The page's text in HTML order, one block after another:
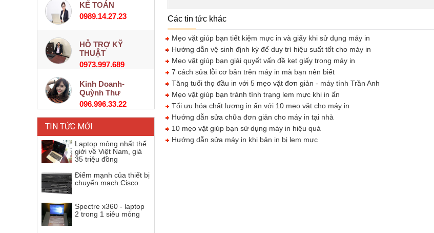
KẾ TOÁN
0989.14.27.23
HỖ TRỢ KỸ
THUẬT
0973.997.689
Kinh Doanh-
Quỳnh Thư
096.996.33.22
TIN TỨC MỚI
Laptop mỏng nhất thế
giới về Việt Nam, giá
35 triệu đồng
Điểm mạnh của thiết bị
chuyển mạch Cisco
Spectre x360 - laptop
2 trong 1 siêu mỏng
Các tin tức khác
Mẹo vặt giúp bạn tiết kiệm mực in và giấy khi sử dụng máy in
Hướng dẫn vệ sinh định kỳ để duy trì hiệu suất tốt cho máy in
Mẹo vặt giúp bạn giải quyết vấn đề kẹt giấy trong máy in
7 cách sửa lỗi cơ bản trên máy in mà bạn nên biết
Tăng tuổi thọ đầu in với 5 mẹo vặt đơn giản - máy tính Trần Anh
Mẹo vặt giúp bạn tránh tình trạng lem mực khi in ấn
Tối ưu hóa chất lượng in ấn với 10 mẹo vặt cho máy in
Hướng dẫn sửa chữa đơn giản cho máy in tại nhà
10 mẹo vặt giúp bạn sử dụng máy in hiệu quả
Hướng dẫn sửa máy in khi bản in bị lem mực